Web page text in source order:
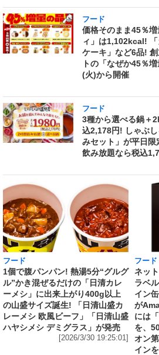
フード
価格そのまま45％
ィ」は1,102kcal!
ケーキ」など6品!
トの「なぜか45％
(火)から開催
フード
3種から選べる鍋＋
込2,178円! しゃぶ
みセット」が平日限
飲み放題なら税込
フード
1個で腹パンパン! 熱湯5分“グルグ
ル”かき混ぜるだけの「日清カレ
ーメシ」に出来上がり400g以上
の山盛サイズ誕生! 「日清山盛カ
レーメシ 欧風ビーフ」「日清山盛
ハヤシメシ デミグラス」が発売
[2026/3/30 19:25:01]
フード
ネッ
ラベ
イン
が
には
を、
オン
イン